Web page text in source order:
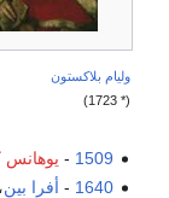
وليام بلاكستون
(* 1723)
1509
- يوهانس
1640
- أفرا بين